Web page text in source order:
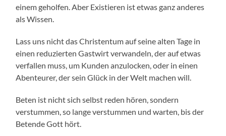
einem geholfen. Aber Existieren ist etwas ganz anderes
als Wissen.
Lass uns nicht das Christentum auf seine alten Tage in
einen reduzierten Gastwirt verwandeln, der auf etwas
verfallen muss, um Kunden anzulocken, oder in einen
Abenteurer, der sein Glück in der Welt machen will.
Beten ist nicht sich selbst reden hören, sondern
verstummen, so lange verstummen und warten, bis der
Betende Gott hört.